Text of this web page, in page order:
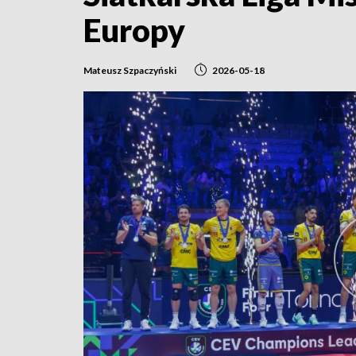
Europy
Mateusz Szpaczyński 2026-05-18